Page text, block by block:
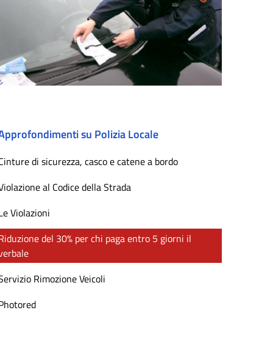
su Polizia Locale
di sicurezza, casco e catene a bordo
al Codice della Strada
Violazioni
del 30% per chi paga entro 5 giorni il
Rimozione Veicoli